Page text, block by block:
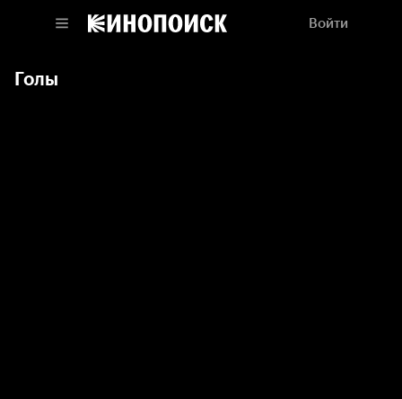
Войти
Голы